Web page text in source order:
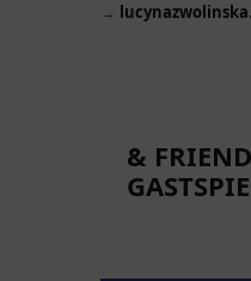
→
&